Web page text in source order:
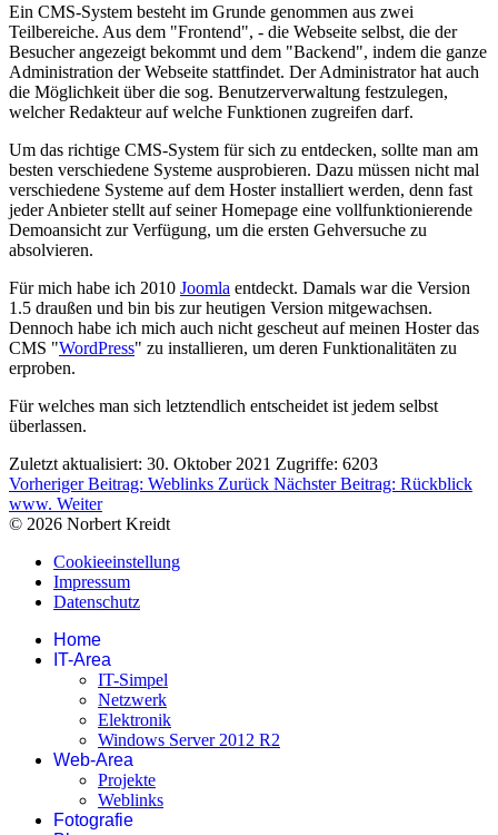
Ein CMS-System besteht im Grunde genommen aus zwei
Teilbereiche. Aus dem "Frontend", - die Webseite selbst, die der
Besucher angezeigt bekommt und dem "Backend", indem die ganze
Administration der Webseite stattfindet. Der Administrator hat auch
die Möglichkeit über die sog. Benutzerverwaltung festzulegen,
welcher Redakteur auf welche Funktionen zugreifen darf.
Um das richtige CMS-System für sich zu entdecken, sollte man am
besten verschiedene Systeme ausprobieren. Dazu müssen nicht mal
verschiedene Systeme auf dem Hoster installiert werden, denn fast
jeder Anbieter stellt auf seiner Homepage eine vollfunktionierende
Demoansicht zur Verfügung, um die ersten Gehversuche zu
absolvieren.
Für mich habe ich 2010 Joomla entdeckt. Damals war die Version
1.5 draußen und bin bis zur heutigen Version mitgewachsen.
Dennoch habe ich mich auch nicht gescheut auf meinen Hoster das
CMS "WordPress" zu installieren, um deren Funktionalitäten zu
erproben.
Für welches man sich letztendlich entscheidet ist jedem selbst
überlassen.
Zuletzt aktualisiert: 30. Oktober 2021 Zugriffe: 6203
Vorheriger Beitrag: Weblinks Zurück Nächster Beitrag: Rückblick
www. Weiter
© 2026 Norbert Kreidt
Cookieeinstellung
Impressum
Datenschutz
Home
IT-Area
IT-Simpel
Netzwerk
Elektronik
Windows Server 2012 R2
Web-Area
Projekte
Weblinks
Fotografie